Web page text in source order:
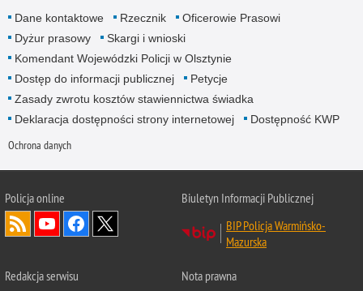
Dane kontaktowe Rzecznik
Oficerowie Prasowi
Dyżur prasowy
Skargi i wnioski
Komendant Wojewódzki Policji w Olsztynie
Dostęp do informacji publicznej
Petycje
Zasady zwrotu kosztów stawiennictwa świadka
Deklaracja dostępności strony internetowej
Dostępność KWP
Ochrona danych
Policja online
Biuletyn Informacji Publicznej
BIP Policja Warmińsko-
Mazurska
Redakcja serwisu
Nota prawna